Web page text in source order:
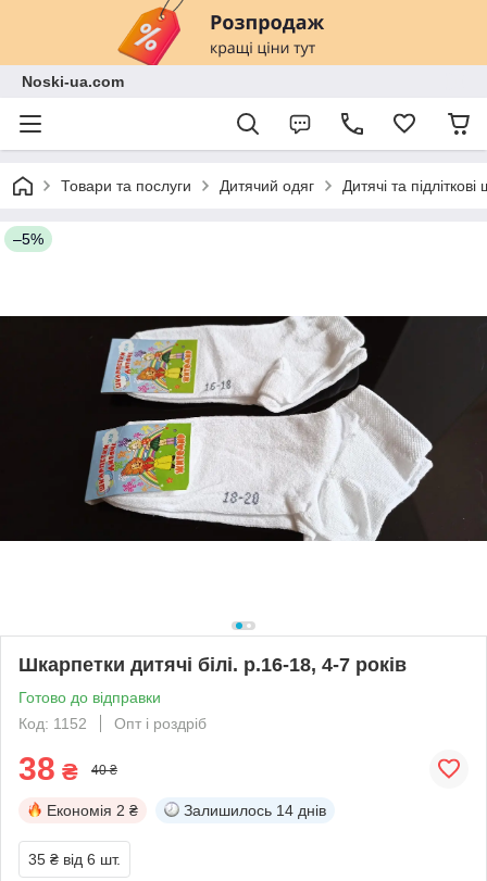
Noski-ua.com
Товари та послуги Дитячий одяг Дитячі та
–5%
Шкарпетки дитячі білі. р.16-18, 4-7 років
Готово до відправки
Код: 1152
Опт і роздріб
38 ₴ 40 ₴
Економія 2 ₴ Залишилось 14 днів
35 ₴ від 6 шт.